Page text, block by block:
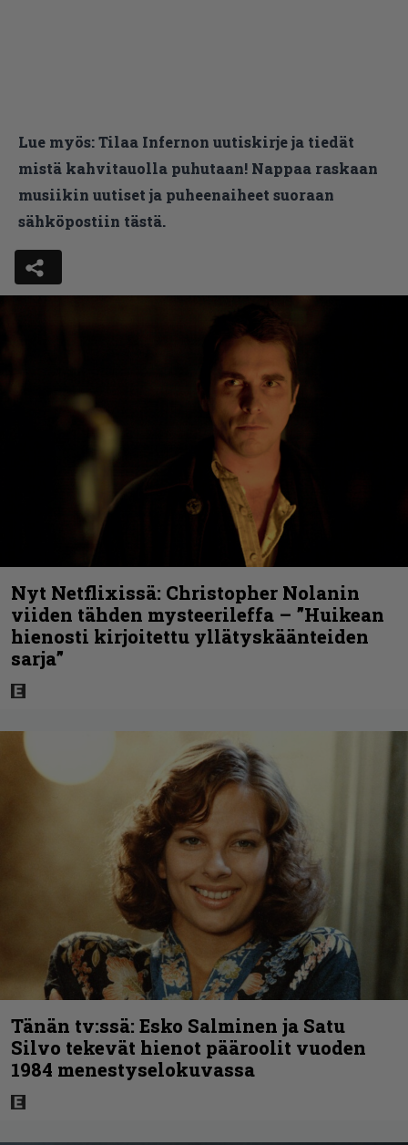
Lue myös:Tilaa Infernon uutiskirje ja tiedät
mistä kahvitauolla puhutaan! Nappaa raskaan
musiikin uutiset ja puheenaiheet suoraan
sähköpostiin tästä.
Nyt Netflixissä: Christopher Nolanin
viiden tähden mysteerileffa – ”Huikean
hienosti kirjoitettu yllätyskäänteiden
sarja”
Tänän tv:ssä: Esko Salminen ja Satu
Silvo tekevät hienot pääroolit vuoden
1984 menestyselokuvassa